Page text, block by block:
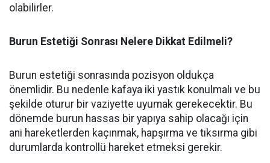
olabilirler.
Burun Estetiği Sonrası Nelere Dikkat Edilmeli?
Burun estetiği sonrasında pozisyon oldukça
önemlidir. Bu nedenle kafaya iki yastık konulmalı ve bu
şekilde oturur bir vaziyette uyumak gerekecektir. Bu
dönemde burun hassas bir yapıya sahip olacağı için
ani hareketlerden kaçınmak, hapşırma ve tıksırma gibi
durumlarda kontrollü hareket etmeksi gerekir.